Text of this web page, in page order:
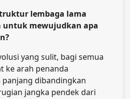
lembaga lama
untuk mewujudkan apa
yang sulit, bagi semua
ke arah penanda
dibandingkan
jangka pendek dari